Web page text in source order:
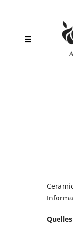
Toggle